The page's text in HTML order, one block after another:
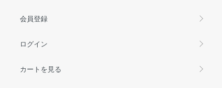
会員登録
ログイン
カートを見る